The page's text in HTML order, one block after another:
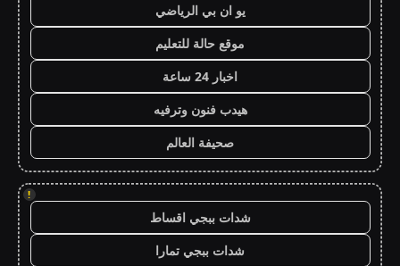
يو ان بي الرياضي
موقع حالة للتعليم
اخبار 24 ساعة
هيدب فنون وترفيه
صحيفة العالم
!
شدات ببجي اقساط
شدات ببجي تمارا